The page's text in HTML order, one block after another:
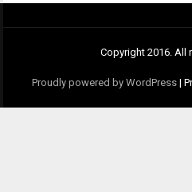
Copyright 2016. All
Proudly powered by WordPress |